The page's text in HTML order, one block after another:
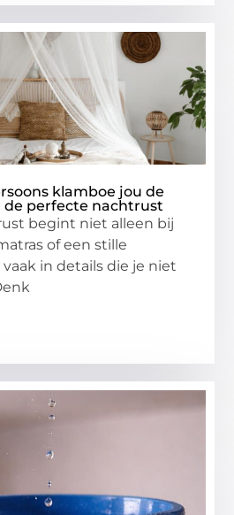
klamboe jou de
perfecte nachtrust
begint niet alleen bij
of een stille
in details die je niet